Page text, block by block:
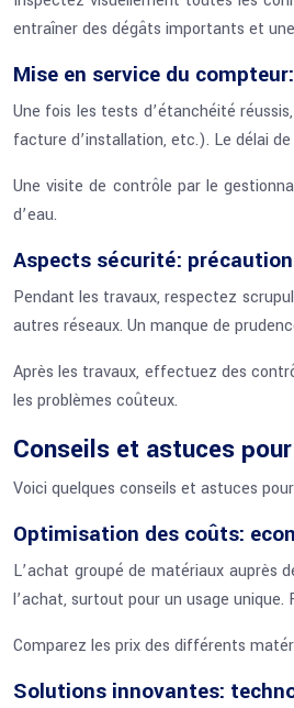
entraîner des dégâts importants et
Mise en service du
Une fois les tests d’étanchéité
facture d’installation, etc.). Le délai
Une visite de contrôle par le
d’eau.
Aspects sécurité:
Pendant les travaux, respectez
autres réseaux. Un manque de
Après les travaux, effectuez des
les problèmes coûteux.
Conseils et astuces
Voici quelques conseils et astuces
Optimisation des coûts:
L’achat groupé de matériaux auprès
l’achat, surtout pour un usage
Comparez les prix des différents
Solutions innovantes: